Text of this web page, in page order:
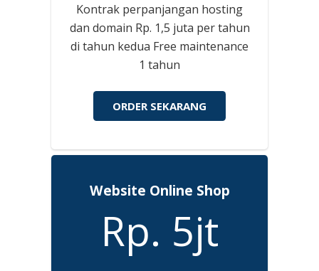
Kontrak perpanjangan hosting
dan domain Rp. 1,5 juta per tahun
di tahun kedua Free maintenance
1 tahun
ORDER SEKARANG
Website Online Shop
Rp. 5jt